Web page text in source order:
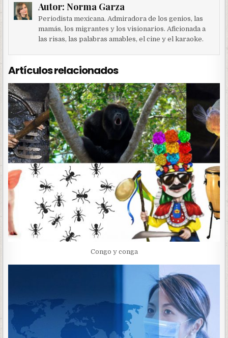
Autor: Norma Garza
Periodista mexicana. Admiradora de los genios, las
mamás, los migrantes y los visionarios. Aficionada a
las risas, las palabras amables, el cine y el karaoke.
Artículos relacionados
Congo y conga